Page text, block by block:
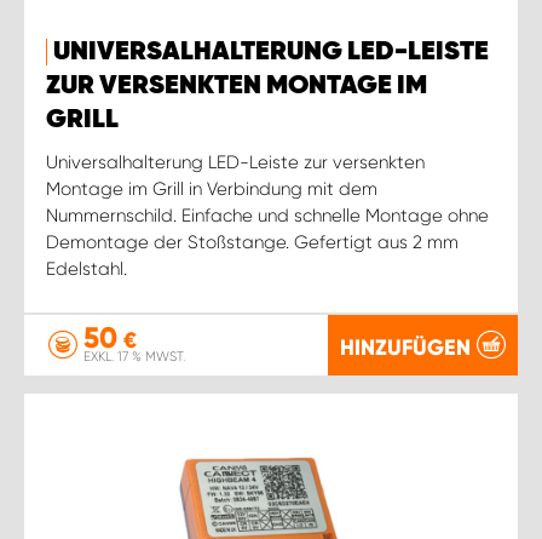
UNIVERSALHALTERUNG LED-LEISTE
ZUR VERSENKTEN MONTAGE IM
GRILL
Universalhalterung LED-Leiste zur versenkten
Montage im Grill in Verbindung mit dem
Nummernschild. Einfache und schnelle Montage ohne
Demontage der Stoßstange. Gefertigt aus 2 mm
Edelstahl.
50 €
EXKL. 17 % MWST. HINZUFÜGEN